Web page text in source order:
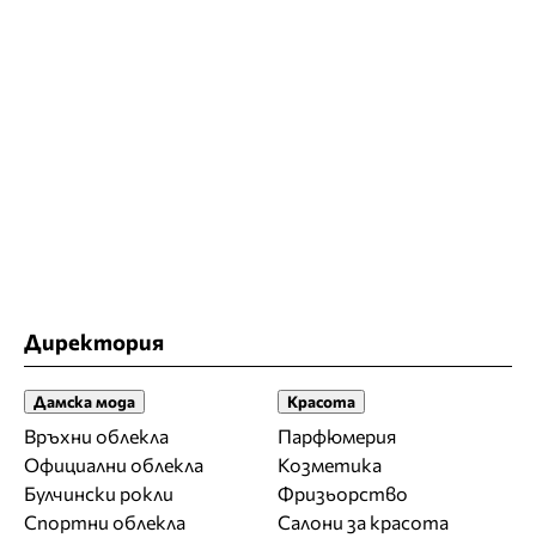
Директория
Дамска мода
Връхни облекла
Официални облекла
Булчински рокли
Спортни облекла
Красота
Парфюмерия
Козметика
Фризьорство
Салони за красота